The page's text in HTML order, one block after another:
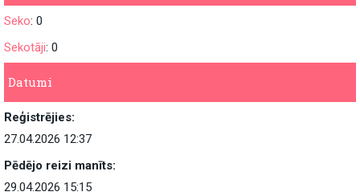
Seko: 0
Sekotāji: 0
Datumi
Reģistrējies:
27.04.2026 12:37
Pēdējo reizi manīts:
29.04.2026 15:15